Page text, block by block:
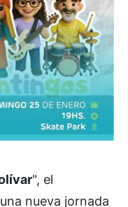
", el
nueva jornada